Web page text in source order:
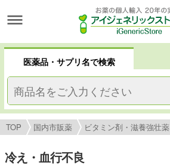
医薬品・サプリ名で検索
TOP 国内市販薬 ビタミン剤・滋養強壮薬
冷え・血行不良